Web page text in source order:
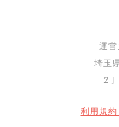
運営
埼玉
2
利用規